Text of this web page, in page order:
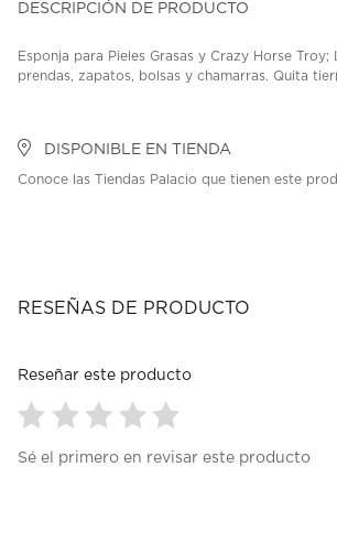
DESCRIPCIÓN DE PRODUCTO
Esponja para Pieles Grasas y Crazy Horse Troy;
prendas, zapatos, bolsas y chamarras. Quita
DISPONIBLE EN TIENDA
Conoce las Tiendas Palacio que tienen este
RESEÑAS DE PRODUCTO
Reseñar este producto
paraparaparaparapara
Sé el primero en revisar este producto